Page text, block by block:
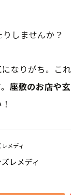
しませんか？
なりがち。こ
座敷のお店や
メディ
レメディ